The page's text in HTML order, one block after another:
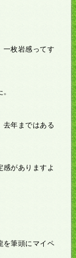
一枚岩感ってす
去年まではある
感がありますよ
を筆頭にマイペ